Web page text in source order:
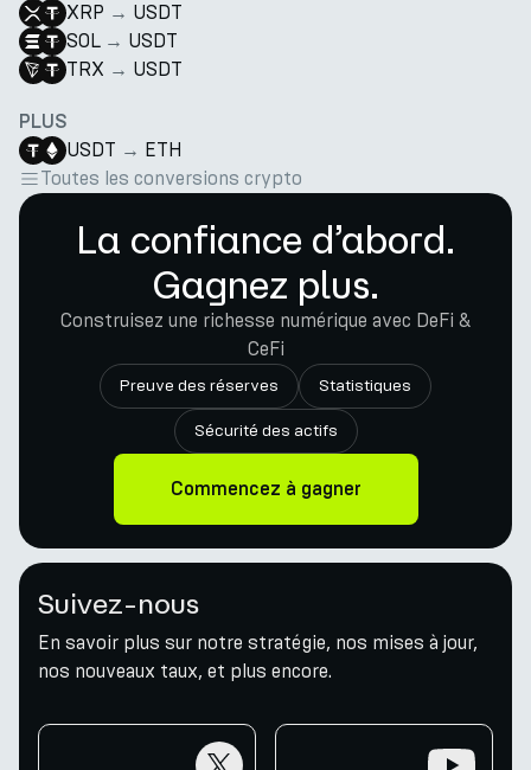
XRP → USDT
SOL → USDT
TRX → USDT
PLUS
USDT → ETH
Toutes les conversions crypto
La confiance d’abord.
Gagnez plus.
Construisez une richesse numérique avec DeFi &
CeFi
Preuve des réserves Statistiques
Sécurité des actifs
Commencez à gagner
Suivez-nous
En savoir plus sur notre stratégie, nos mises à jour,
nos nouveaux taux, et plus encore.